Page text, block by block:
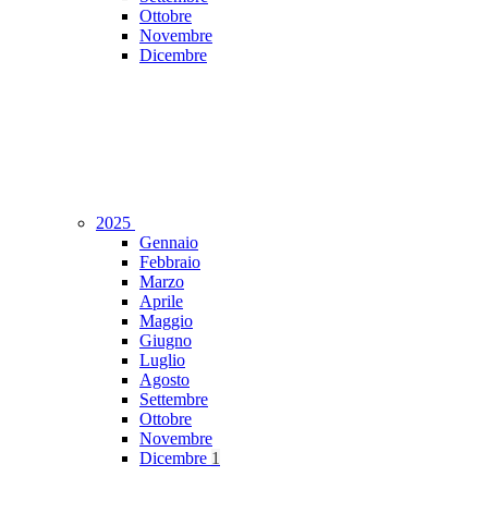
Ottobre
Novembre
Dicembre
2025
Gennaio
Febbraio
Marzo
Aprile
Maggio
Giugno
Luglio
Agosto
Settembre
Ottobre
Novembre
Dicembre 1